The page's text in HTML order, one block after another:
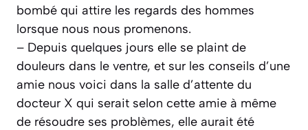
bombé qui attire les regards des hommes
lorsque nous nous promenons.
– Depuis quelques jours elle se plaint de
douleurs dans le ventre, et sur les conseils d’une
amie nous voici dans la salle d’attente du
docteur X qui serait selon cette amie à même
de résoudre ses problèmes, elle aurait été